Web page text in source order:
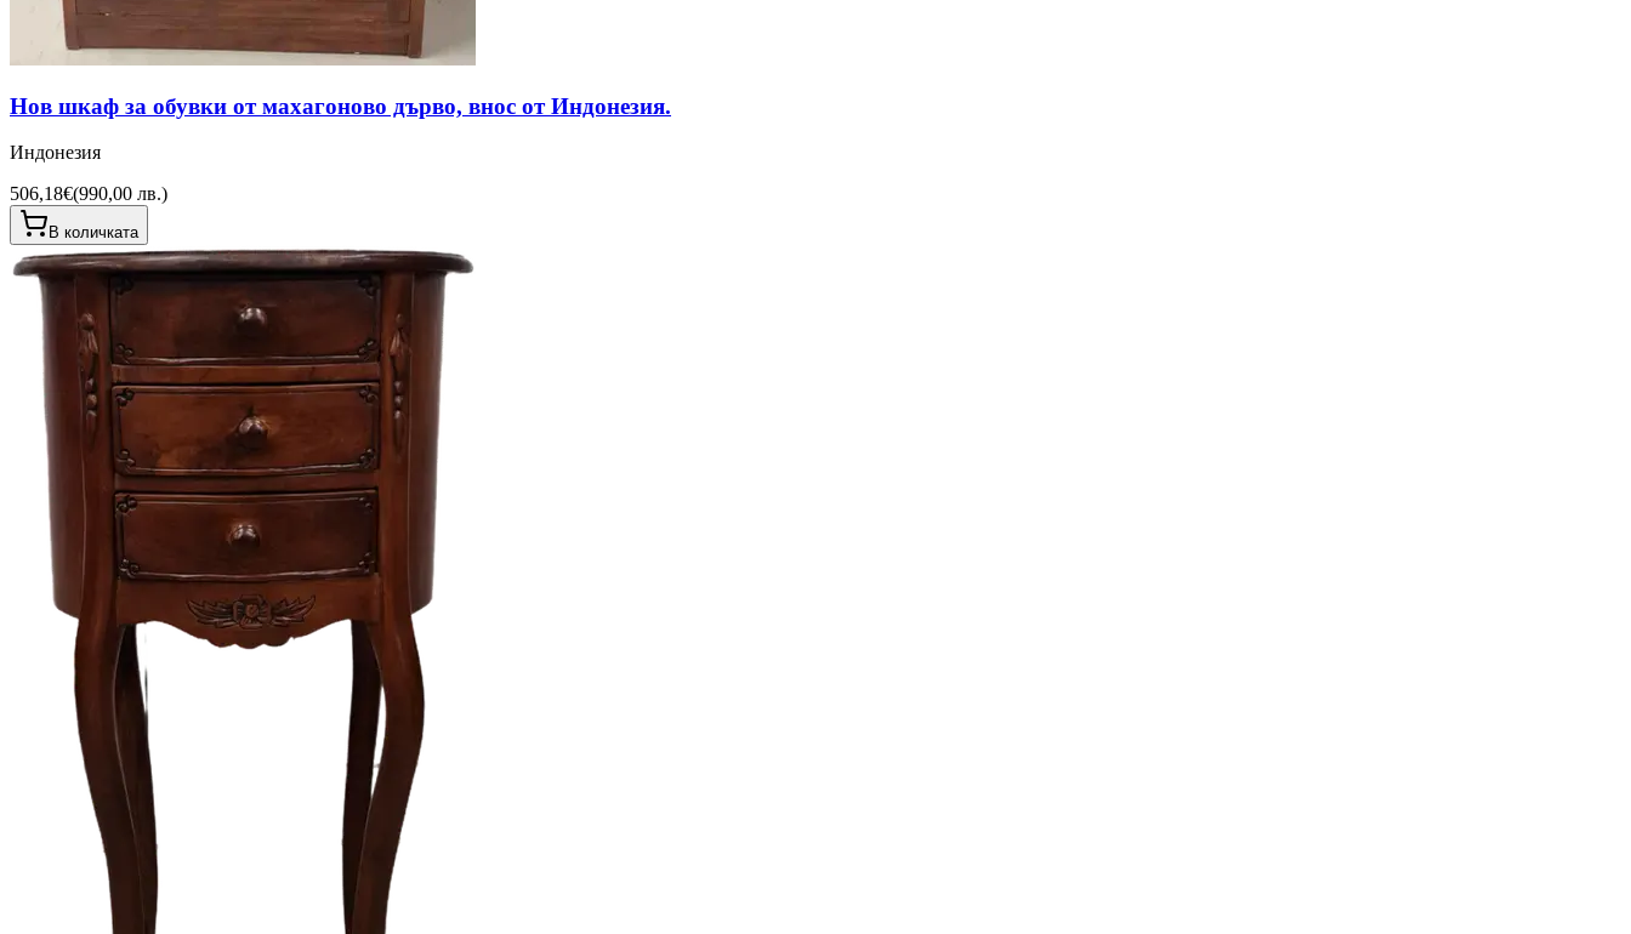
Нов шкаф за обувки от махагоново дърво, внос от Индонезия.
Индонезия
506,18€(990,00 лв.)
В количката